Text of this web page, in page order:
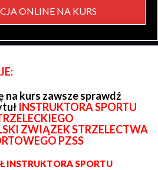
ONLINE NA KURS
na kurs zawsze sprawdź
INSTRUKTORA SPORTU
ZWIĄZEK STRZELECTWA
PZSS
INSTRUKTORA SPORTU